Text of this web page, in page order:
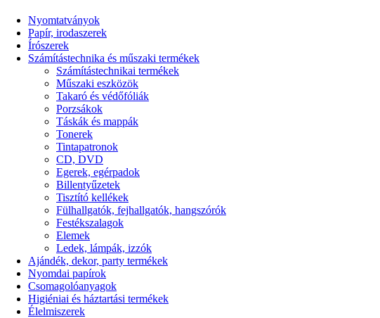
Nyomtatványok
Papír, irodaszerek
Írószerek
Számítástechnika és műszaki termékek
Számítástechnikai termékek
Műszaki eszközök
Takaró és védőfóliák
Porzsákok
Táskák és mappák
Tonerek
Tintapatronok
CD, DVD
Egerek, egérpadok
Billentyűzetek
Tisztító kellékek
Fülhallgatók, fejhallgatók, hangszórók
Festékszalagok
Elemek
Ledek, lámpák, izzók
Ajándék, dekor, party termékek
Nyomdai papírok
Csomagolóanyagok
Higiéniai és háztartási termékek
Élelmiszerek